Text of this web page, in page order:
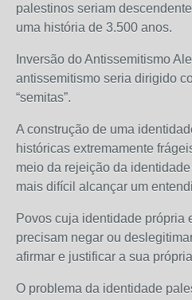
palestinos seriam
uma história de 3.500 anos.
Inversão do Antissemitismo
antissemitismo seria dirigido
“semitas”.
A construção de uma
históricas extremamente
meio da rejeição da
mais difícil alcançar um
Povos cuja identidade própria
precisam negar ou
afirmar e justificar a sua
O problema da identidade